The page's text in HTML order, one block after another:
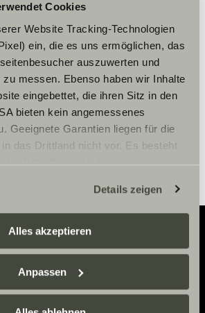
Cookies
Website Tracking-Technologien
ein, die es uns ermöglichen, das
auszuwerten und
messen. Ebenso haben wir Inhalte
eingebettet, die ihren Sitz in den
bieten kein angemessenes
Geeignete Garantien liegen für die
das Drittland nicht vor. Es besteht
für Betroffene, da diesen
Dienstleister können Daten für
und mit anderen Daten
Informationen finden Sie hier:
in den Einstellungen aus,
Einwilligung zur Verarbeitung Ihrer
Details zeigen
Alles akzeptieren
Anpassen
accept marketing-
to use this function.
Cookie Settings